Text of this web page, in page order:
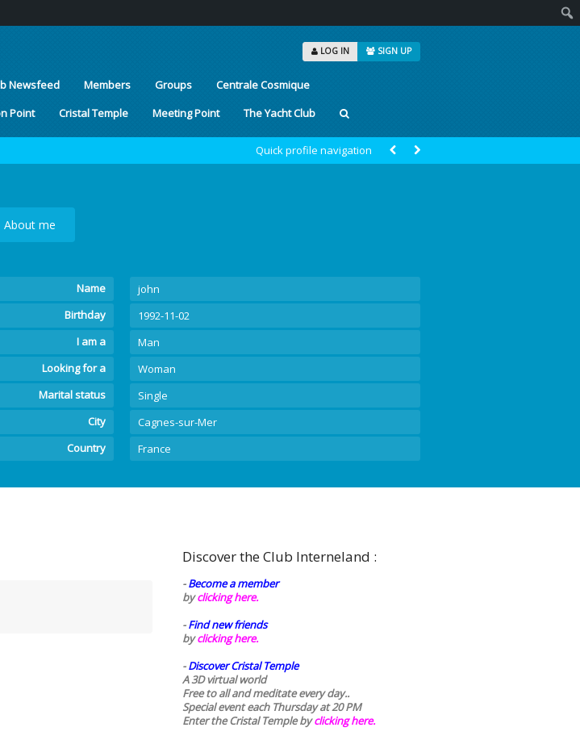
LOG IN SIGN UP
Newsfeed Members Groups
Centrale Cosmique
Point
Cristal Temple Meeting Point The Yacht Club
Quick profile navigation
About me
Name
john
Birthday
1992-11-02
I am a
Man
Looking for a
Woman
Marital status
Single
City
Cagnes-sur-Mer
Country
France
Discover the Club Interneland :
-Become a member
byclicking here.
-Find new friends
byclicking here.
-Discover Cristal Temple
A 3D virtual world
Free to all and meditate every day..
Special event each Thursday at 20 PM
Enter the Cristal Temple byclicking here.